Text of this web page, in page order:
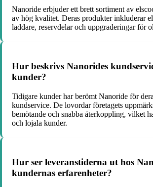
Nanoride erbjuder ett brett sortiment av
av hög kvalitet. Deras produkter inkluderar
laddare, reservdelar och uppgraderingar för
Hur beskrivs Nanorides
kunder?
Tidigare kunder har berömt Nanoride för
kundservice. De lovordar företagets
bemötande och snabba återkoppling, vilket
och lojala kunder.
Hur ser leveranstiderna ut hos
kundernas erfarenheter?